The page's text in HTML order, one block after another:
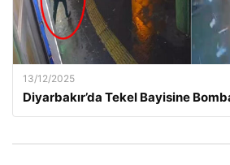
13/12/2025
Diyarbakır’da Tekel Bayisine